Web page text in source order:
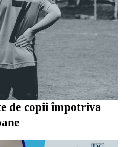
de copii împotriva